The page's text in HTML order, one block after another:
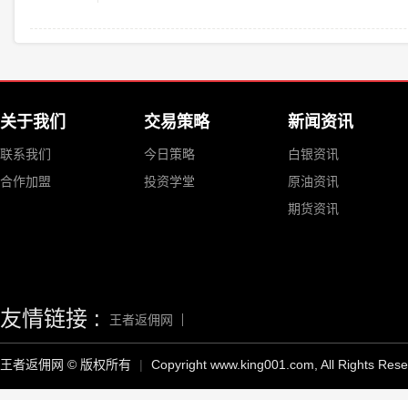
关于我们
联系我们
合作加盟
交易策略
今日策略
投资学堂
新闻资讯
白银资讯
原油资讯
期货资讯
友情链接 : 王者返佣网
王者返佣网 © 版权所有 | Copyright www.king001.com, All Rights